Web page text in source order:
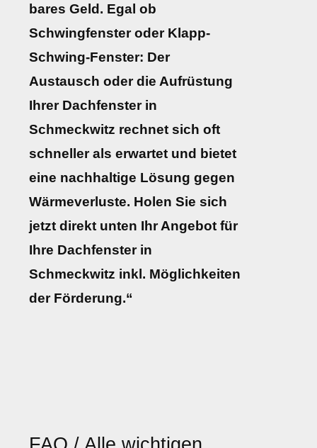
bares Geld. Egal ob
Schwingfenster oder Klapp-
Schwing-Fenster: Der
Austausch oder die Aufrüstung
Ihrer Dachfenster in
Schmeckwitz rechnet sich oft
schneller als erwartet und bietet
eine nachhaltige Lösung gegen
Wärmeverluste. Holen Sie sich
jetzt direkt unten Ihr Angebot für
Ihre Dachfenster in
Schmeckwitz inkl. Möglichkeiten
der Förderung.“